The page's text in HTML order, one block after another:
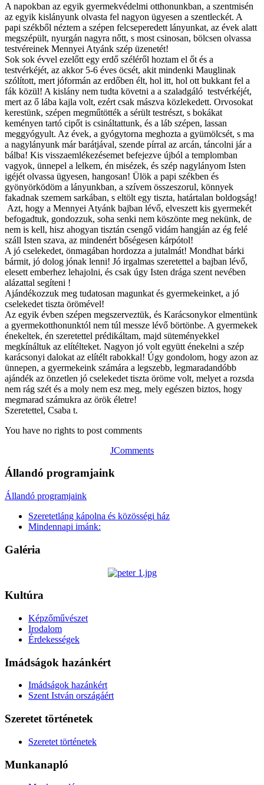
A napokban az egyik gyermekvédelmi otthonunkban, a szentmisén
az egyik kislányunk olvasta fel nagyon ügyesen a szentleckét. A
papi székből néztem a szépen felcseperedett lányunkat, az évek alatt
megszépült, nyurgán nagyra nőtt, s most csinosan, bölcsen olvassa
testvéreinek Mennyei Atyánk szép üzenetét!
Sok sok évvel ezelőtt egy erdő széléről hoztam el őt és a
testvérkéjét, az akkor 5-6 éves öcsét, akit mindenki Mauglinak
szólított, mert jóformán az erdőben élt, hol itt, hol ott bukkant fel a
fák közül! A kislány nem tudta követni a a szaladgáló testvérkéjét,
mert az ő lába kajla volt, ezért csak mászva közlekedett. Orvosokat
kerestünk, szépen megműtötték a sérült testrészt, s bokákat
keményen tartó cipőt is csináltattunk, és a láb szépen, lassan
meggyógyult. Az évek, a gyógytorna meghozta a gyümölcsét, s ma
a nagylányunk már barátjával, szende pírral az arcán, táncolni jár a
bálba! Kis visszaemlékezésemet befejezve újból a templomban
vagyok, ünnepel a lelkem, én misézek, és szép nagylányom Isten
igéjét olvassa ügyesen, hangosan! Ülök a papi székben és
gyönyörködöm a lányunkban, a szívem összeszorul, könnyek
fakadnak szemem sarkában, s eltölt egy tiszta, határtalan boldogság!
Azt, hogy a Mennyei Atyánk bajban lévő, elveszett kis gyermekét
befogadtuk, gondozzuk, soha senki nem köszönte meg nekünk, de
nem is kell, hisz ahogyan tisztán csengő vidám hangján az ég felé
száll Isten szava, az mindenért bőségesen kárpótol!
A jó cselekedet, önmagában hordozza a jutalmát! Mondhat bárki
bármit, jó dolog jónak lenni! Jó irgalmas szeretettel a bajban lévő,
elesett emberhez lehajolni, és csak úgy Isten drága szent nevében
alázattal segíteni !
Ajándékozzuk meg tudatosan magunkat és gyermekeinket, a jó
cselekedet tiszta örömével!
Az egyik évben szépen megszerveztük, és Karácsonykor elmentünk
a gyermekotthonunktól nem túl messze lévő börtönbe. A gyermekek
énekeltek, én szeretettel prédikáltam, majd süteményekkel
megkínáltuk az elítélteket. Nagyon jó volt együtt énekelni a szép
karácsonyi dalokat az elítélt rabokkal! Úgy gondolom, hogy azon az
ünnepen, a gyermekeink számára a legszebb, legmaradandóbb
ajándék az önzetlen jó cselekedet tiszta öröme volt, melyet a rozsda
nem rág szét és a moly nem esz meg, mely egészen biztos, hogy
megmarad számukra az örök életre!
Szeretettel, Csaba t.
You have no rights to post comments
JComments
Állandó programjaink
Állandó programjaink
Szeretetláng kápolna és közösségi ház
Mindennapi imánk:
Galéria
Kultúra
Képzőművészet
Irodalom
Érdekességek
Imádságok hazánkért
Imádságok hazánkért
Szent István országáért
Szeretet történetek
Szeretet történetek
Munkanapló